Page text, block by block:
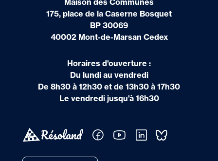
Maison des Communes
175, place de la Caserne Bosquet
BP 30069
40002 Mont-de-Marsan Cedex
Horaires d'ouverture :
Du lundi au vendredi
De 8h30 à 12h30 et de 13h30 à 17h30
Le vendredi jusqu'à 16h30